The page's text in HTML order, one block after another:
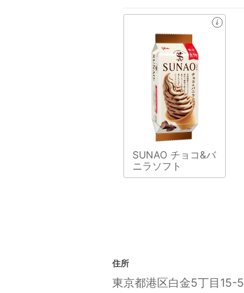
SUNAO チョコ&バ
ニラソフト
住所
東京都港区白金5丁目15-5